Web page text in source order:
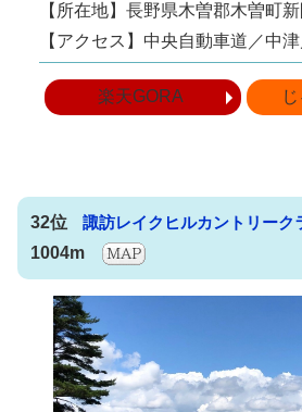
【所在地】長野県木曽郡木曽町
【アクセス】中央自動車道／中
楽天GORA
32位 諏訪レイクヒルカントリーク
1004m